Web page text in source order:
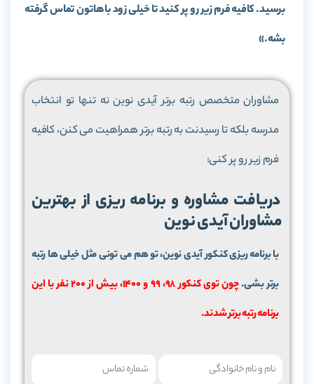
برسید. کافیه فرم زیر رو پر کنید تا خیلی زود باهاتون تماس گرفته
بشه.»
مشاوران متخصص رتبه برتر آیدی نوین نه تنها تو انتخاب
مدرسه بلکه تا رسیدنت به رتبه برتر همراهیت می کنن، کافیه
فرم زیر رو پر کنی:
دریافت مشاوره و برنامه ریزی از بهترین
مشاوران آیدی نوین
با برنامه ریزی کنکور آیدی نوین، تو هم می تونی مثل خیلی ها رتبه
برتر بشی.
چون توی کنکور 98، 99 و 1400، بیش از 200 نفر با این
برنامه رتبه برتر شدند.